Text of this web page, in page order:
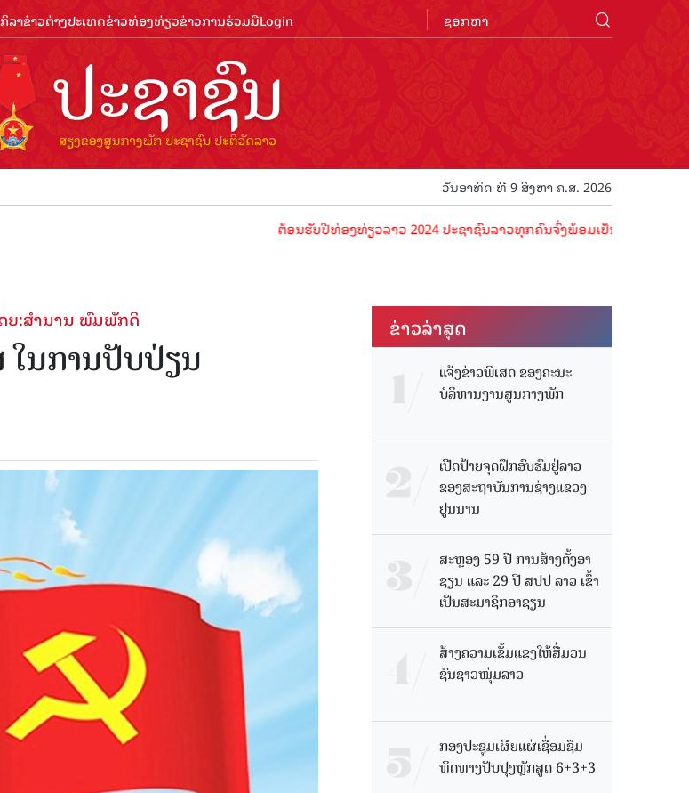
ລາຂ່າວຕ່າງປະເທດຂ່າວທ່ອງທ່ຽວຂ່າວການຮ່ວມມືLogin
ວັນອາທິດ ທີ 9 ສິງຫາ ຄ.ສ. 2026
ຕ້ອນຮັບປີທ່ອງທ່ຽວລາວ 2024 ປະຊາຊົນລາວທຸກຄົນຈົ່ງພ້ອມເປັນເຈົ້າພາບທີ່ດີ ຕ້ອນ
ຍ:ສໍານານ ພົມພັກດິ
ໃນການປັບປ່ຽນ
ຂ່າວ​ລ່າ​ສຸດ
ແຈ້ງຂ່າວພິເສດ ຂອງຄະນະ
ບໍລິຫານງານສູນກາງພັກ
ເປີດປ້າຍຈຸດຝຶກອົບຮົມຢູ່ລາວ
ຂອງສະຖາບັນການຊ່າງແຂວງ
ຢູນນານ
ສະຫຼອງ 59 ປີ ການສ້າງຕັ້ງອາ
ຊຽນ ແລະ 29 ປີ ສປປ ລາວ ເຂົ້າ
ເປັນສະມາຊິກອາຊຽນ
ສ້າງຄວາມເຂັ້ມແຂງໃຫ້ສື່ມວນ
ຊົນຊາວໜຸ່ມລາວ
ກອງປະຊຸມເຜີຍແຜ່ເຊື່ອມຊຶມ
ທິດທາງປັບປຸງຫຼັກສູດ 6+3+3